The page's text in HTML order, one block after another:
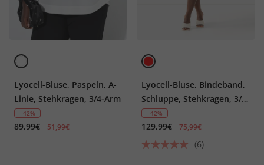
Lyocell-Bluse, Paspeln, A-
Linie, Stehkragen, 3/4-Arm
- 42%
89,99€ 51,99€
Lyocell-Bluse, Bindeband,
Schluppe, Stehkragen, 3/4-
Arm
- 42%
129,99€ 75,99€
(6)